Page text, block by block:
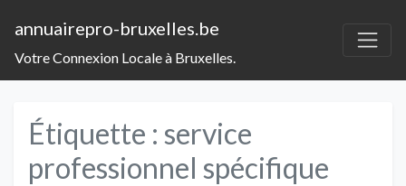
annuairepro-bruxelles.be
Votre Connexion Locale à Bruxelles.
Étiquette : service
professionnel spécifique